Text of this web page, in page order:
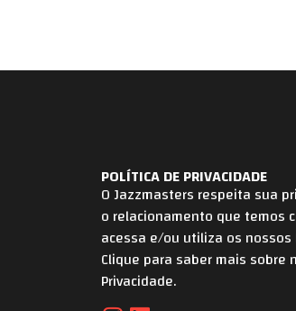
POLÍTICA DE PRIVACIDADE
O Jazzmasters respeita sua
o relacionamento que temos
acessa e/ou utiliza os nossos
Clique para saber mais sobre
Privacidade.